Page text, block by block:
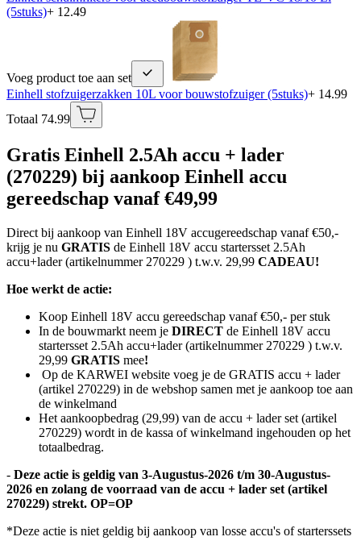
(5stuks)+ 12.49
Voeg product toe aan set
Einhell stofzuigerzakken 10L voor bouwstofzuiger (5stuks)+ 14.99
Totaal 74.99
Gratis Einhell 2.5Ah accu + lader
(270229) bij aankoop Einhell accu
gereedschap vanaf €49,99
Direct bij aankoop van Einhell 18V accugereedschap vanaf €50,-
krijg je nu GRATIS de Einhell 18V accu startersset 2.5Ah
accu+lader (artikelnummer 270229 ) t.w.v. 29,99 CADEAU!
Hoe werkt de actie:
Koop Einhell 18V accu gereedschap vanaf €50,- per stuk
In de bouwmarkt neem je DIRECT de Einhell 18V accu
startersset 2.5Ah accu+lader (artikelnummer 270229 ) t.w.v.
29,99 GRATIS mee!
Op de KARWEI website voeg je de GRATIS accu + lader
(artikel 270229) in de webshop samen met je aankoop toe aan
de winkelmand
Het aankoopbedrag (29,99) van de accu + lader set (artikel
270229) wordt in de kassa of winkelmand ingehouden op het
totaalbedrag.
- Deze actie is geldig van 3-Augustus-2026 t/m 30-Augustus-
2026 en zolang de voorraad van de accu + lader set (artikel
270229) strekt. OP=OP
*Deze actie is niet geldig bij aankoop van losse accu's of starterssets